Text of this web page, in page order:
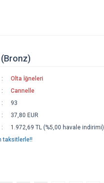
Olta İğneleri
Cannelle
93
37,80 EUR
1.972,69 TL (%5,00 havale indirimi)
taksitlerle!!